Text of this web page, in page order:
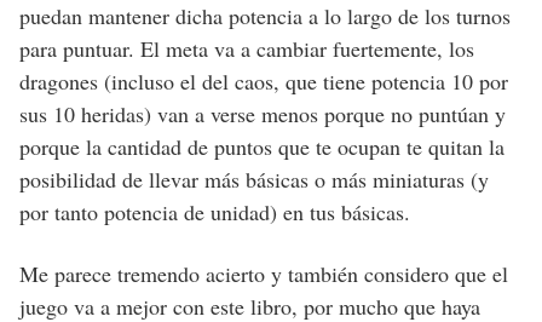
puedan mantener dicha potencia a lo largo de los turnos
para puntuar. El meta va a cambiar fuertemente, los
dragones (incluso el del caos, que tiene potencia 10 por
sus 10 heridas) van a verse menos porque no puntúan y
porque la cantidad de puntos que te ocupan te quitan la
posibilidad de llevar más básicas o más miniaturas (y
por tanto potencia de unidad) en tus básicas.
Me parece tremendo acierto y también considero que el
juego va a mejor con este libro, por mucho que haya